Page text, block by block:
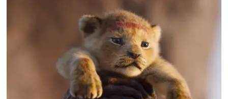
Таблиця Ліги Чемпіонів
Всі таблиці >>>
Рейтинг країн УЄФА
Рейтинг клубів УЄФА
Рейтинг ФІФА
Телепрограма